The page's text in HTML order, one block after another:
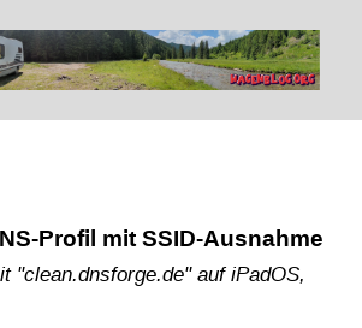
Profil mit SSID-Ausnahme
"clean.dnsforge.de" auf iPadOS,